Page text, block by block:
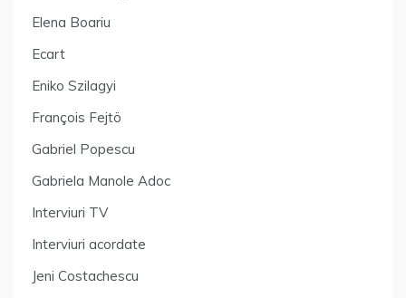
Elena Boariu
Ecart
Eniko Szilagyi
François Fejtö
Gabriel Popescu
Gabriela Manole Adoc
Interviuri TV
Interviuri acordate
Jeni Costachescu